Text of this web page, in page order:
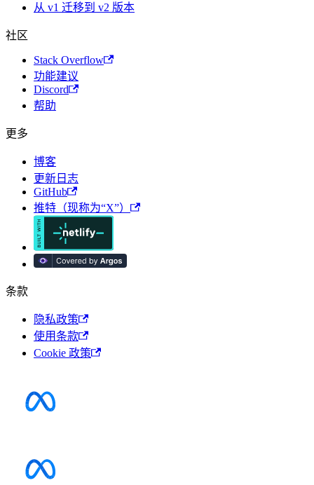
从 v1 迁移到 v2 版本
社区
Stack Overflow
功能建议
Discord
帮助
更多
博客
更新日志
GitHub
推特（现称为“X”）
条款
隐私政策
使用条款
Cookie 政策